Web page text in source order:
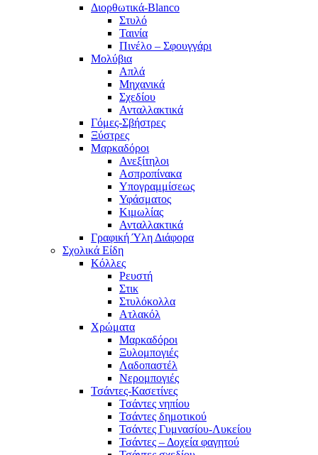
Διορθωτικά-Blanco
Στυλό
Ταινία
Πινέλο – Σφουγγάρι
Μολύβια
Απλά
Μηχανικά
Σχεδίου
Ανταλλακτικά
Γόμες-Σβήστρες
Ξύστρες
Μαρκαδόροι
Ανεξίτηλοι
Ασπροπίνακα
Υπογραμμίσεως
Υφάσματος
Κιμωλίας
Ανταλλακτικά
Γραφική Ύλη Διάφορα
Σχολικά Είδη
Κόλλες
Ρευστή
Στικ
Στυλόκολλα
Ατλακόλ
Χρώματα
Μαρκαδόροι
Ξυλομπογιές
Λαδοπαστέλ
Νερομπογιές
Τσάντες-Κασετίνες
Τσάντες νηπίου
Τσάντες δημοτικού
Τσάντες Γυμνασίου-Λυκείου
Τσάντες – Δοχεία φαγητού